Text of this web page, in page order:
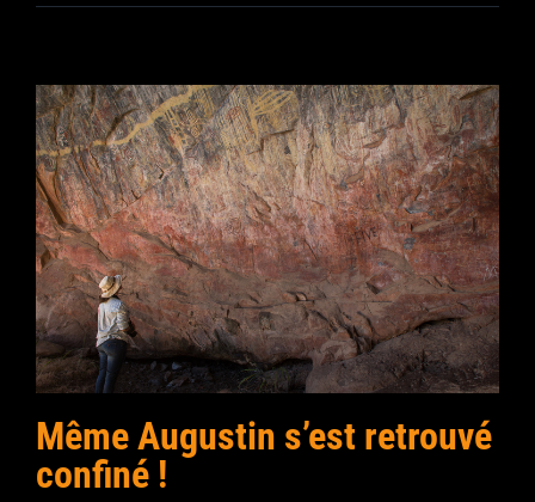
Même Augustin s’est retrouvé
confiné !